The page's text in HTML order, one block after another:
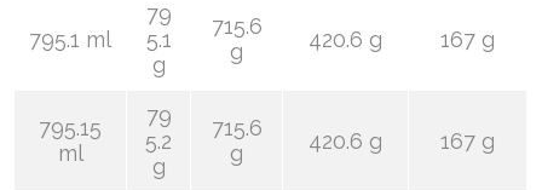
795.1 ml
79
5.1
g
715.6
g
420.6 g 167 g
795.15
ml
79
5.2
g
715.6
g
420.6 g 167 g